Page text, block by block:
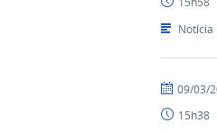
-
SEADNotícia
por
-
publicado
09/03/
15h38